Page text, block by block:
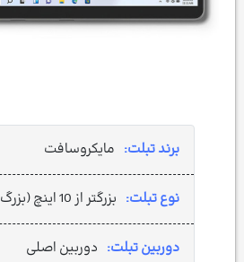
برند تبلت: مایکروسافت
نوع تبلت: بزرگتر از 10 اینچ (بزرگ)
دوربین تبلت: دوربین اصلی